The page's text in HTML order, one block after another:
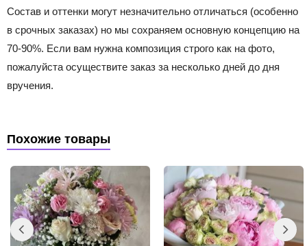
Состав и оттенки могут незначительно отличаться (особенно
в срочных заказах) но мы сохраняем основную концепцию на
70-90%. Если вам нужна композиция строго как на фото,
пожалуйста осуществите заказ за несколько дней до дня
вручения.
Похожие товары